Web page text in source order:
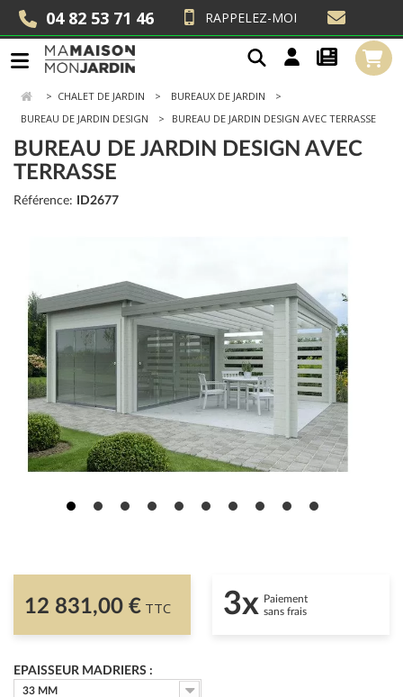
04 82 53 71 46 RAPPELEZ-MOI
> CHALET DE JARDIN
BUREAUX DE JARDIN
BUREAU DE JARDIN DESIGN
BUREAU DE JARDIN DESIGN AVEC TERRASSE
BUREAU DE JARDIN DESIGN AVEC
TERRASSE
Référence: ID2677
12 831,00 € TTC 3x Paiement
sans frais
EPAISSEUR MADRIERS :
33 MM